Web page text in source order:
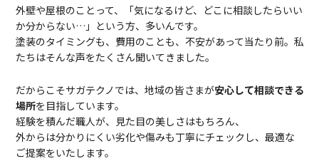
外壁や屋根のことって、「気になるけど、どこに相談したらいい
か分からない…」という方、多いんです。
塗装のタイミングも、費用のことも、不安があって当たり前。私
たちはそんな声をたくさん聞いてきました。
だからこそサガテクノ では、地域の皆さまが安心して相談できる
場所を目指しています。
経験を積んだ職人が、見た目の美しさはもちろん、
外からは分かりにくい劣化や傷みも丁寧にチェックし、最適な
ご提案をいたします。